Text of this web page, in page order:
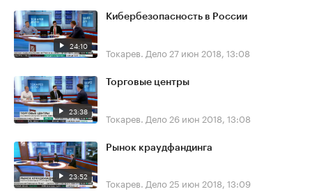
24:10
Кибербезопасность в России
Токарев. Дело 27 июн 2018, 13:08
23:38
Торговые центры
Токарев. Дело 26 июн 2018, 13:08
23:52
Рынок краудфандинга
Токарев. Дело 25 июн 2018, 13:09